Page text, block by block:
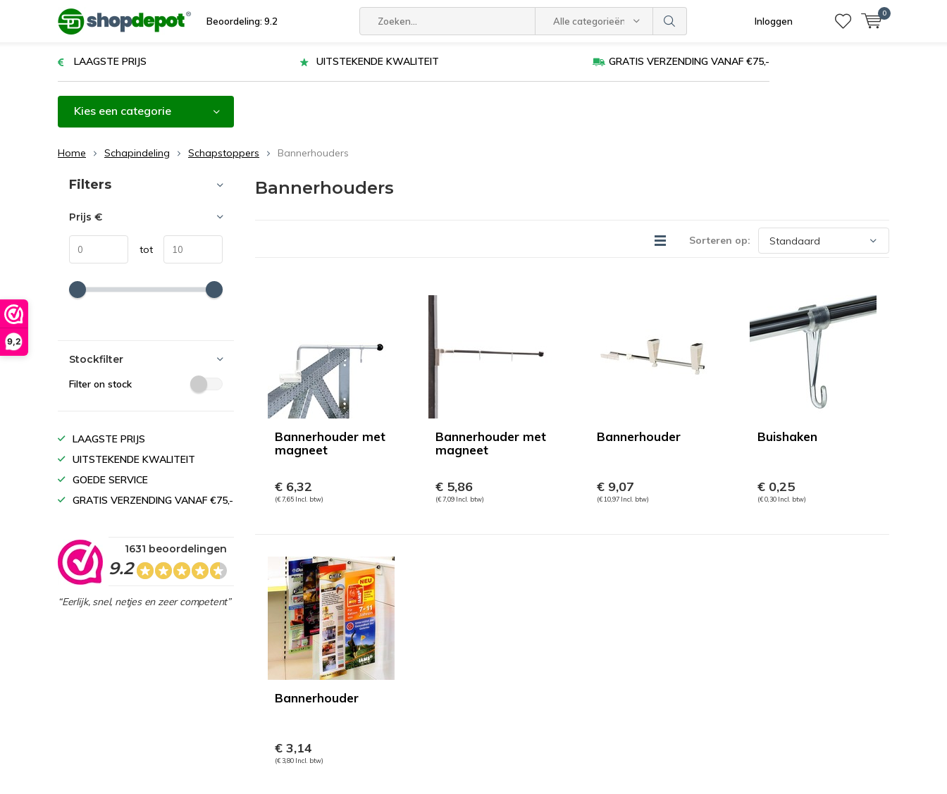
9,2
Beoordeling: 9.2 Alle categorieën Inloggen
0
LAAGSTE PRIJS UITSTEKENDE KWALITEIT GRATIS VERZENDING VANAF €75,-
Kies een categorie
Home Schapindeling Schapstoppers Bannerhouders
Bannerhouders
Sorteren op:
Bannerhouder met
magneet
€ 6,32
(€ 7,65 Incl. btw)
Bannerhouder met
magneet
€ 5,86
(€ 7,09 Incl. btw)
Bannerhouder
€ 9,07
(€ 10,97 Incl. btw)
Buishaken
€ 0,25
(€ 0,30 Incl. btw)
Bannerhouder
€ 3,14
(€ 3,80 Incl. btw)
Sorteren op:
Filters
Prijs €
tot
Stockfilter
Filter on stock
LAAGSTE PRIJS
UITSTEKENDE KWALITEIT
GOEDE SERVICE
GRATIS VERZENDING VANAF €75,-
9.2
1631 beoordelingen
“Eerlijk, snel, netjes en zeer competent”